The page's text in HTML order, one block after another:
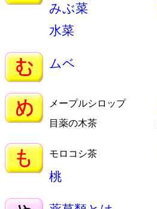
みぶ菜
水菜
ムベ
メープルシロップ
目薬の木茶
モロコシ茶
桃